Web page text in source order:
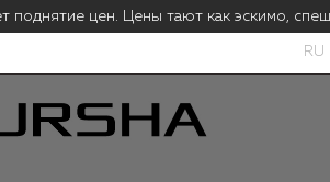
Цены тают как эскимо,
поднятие цен.
RU